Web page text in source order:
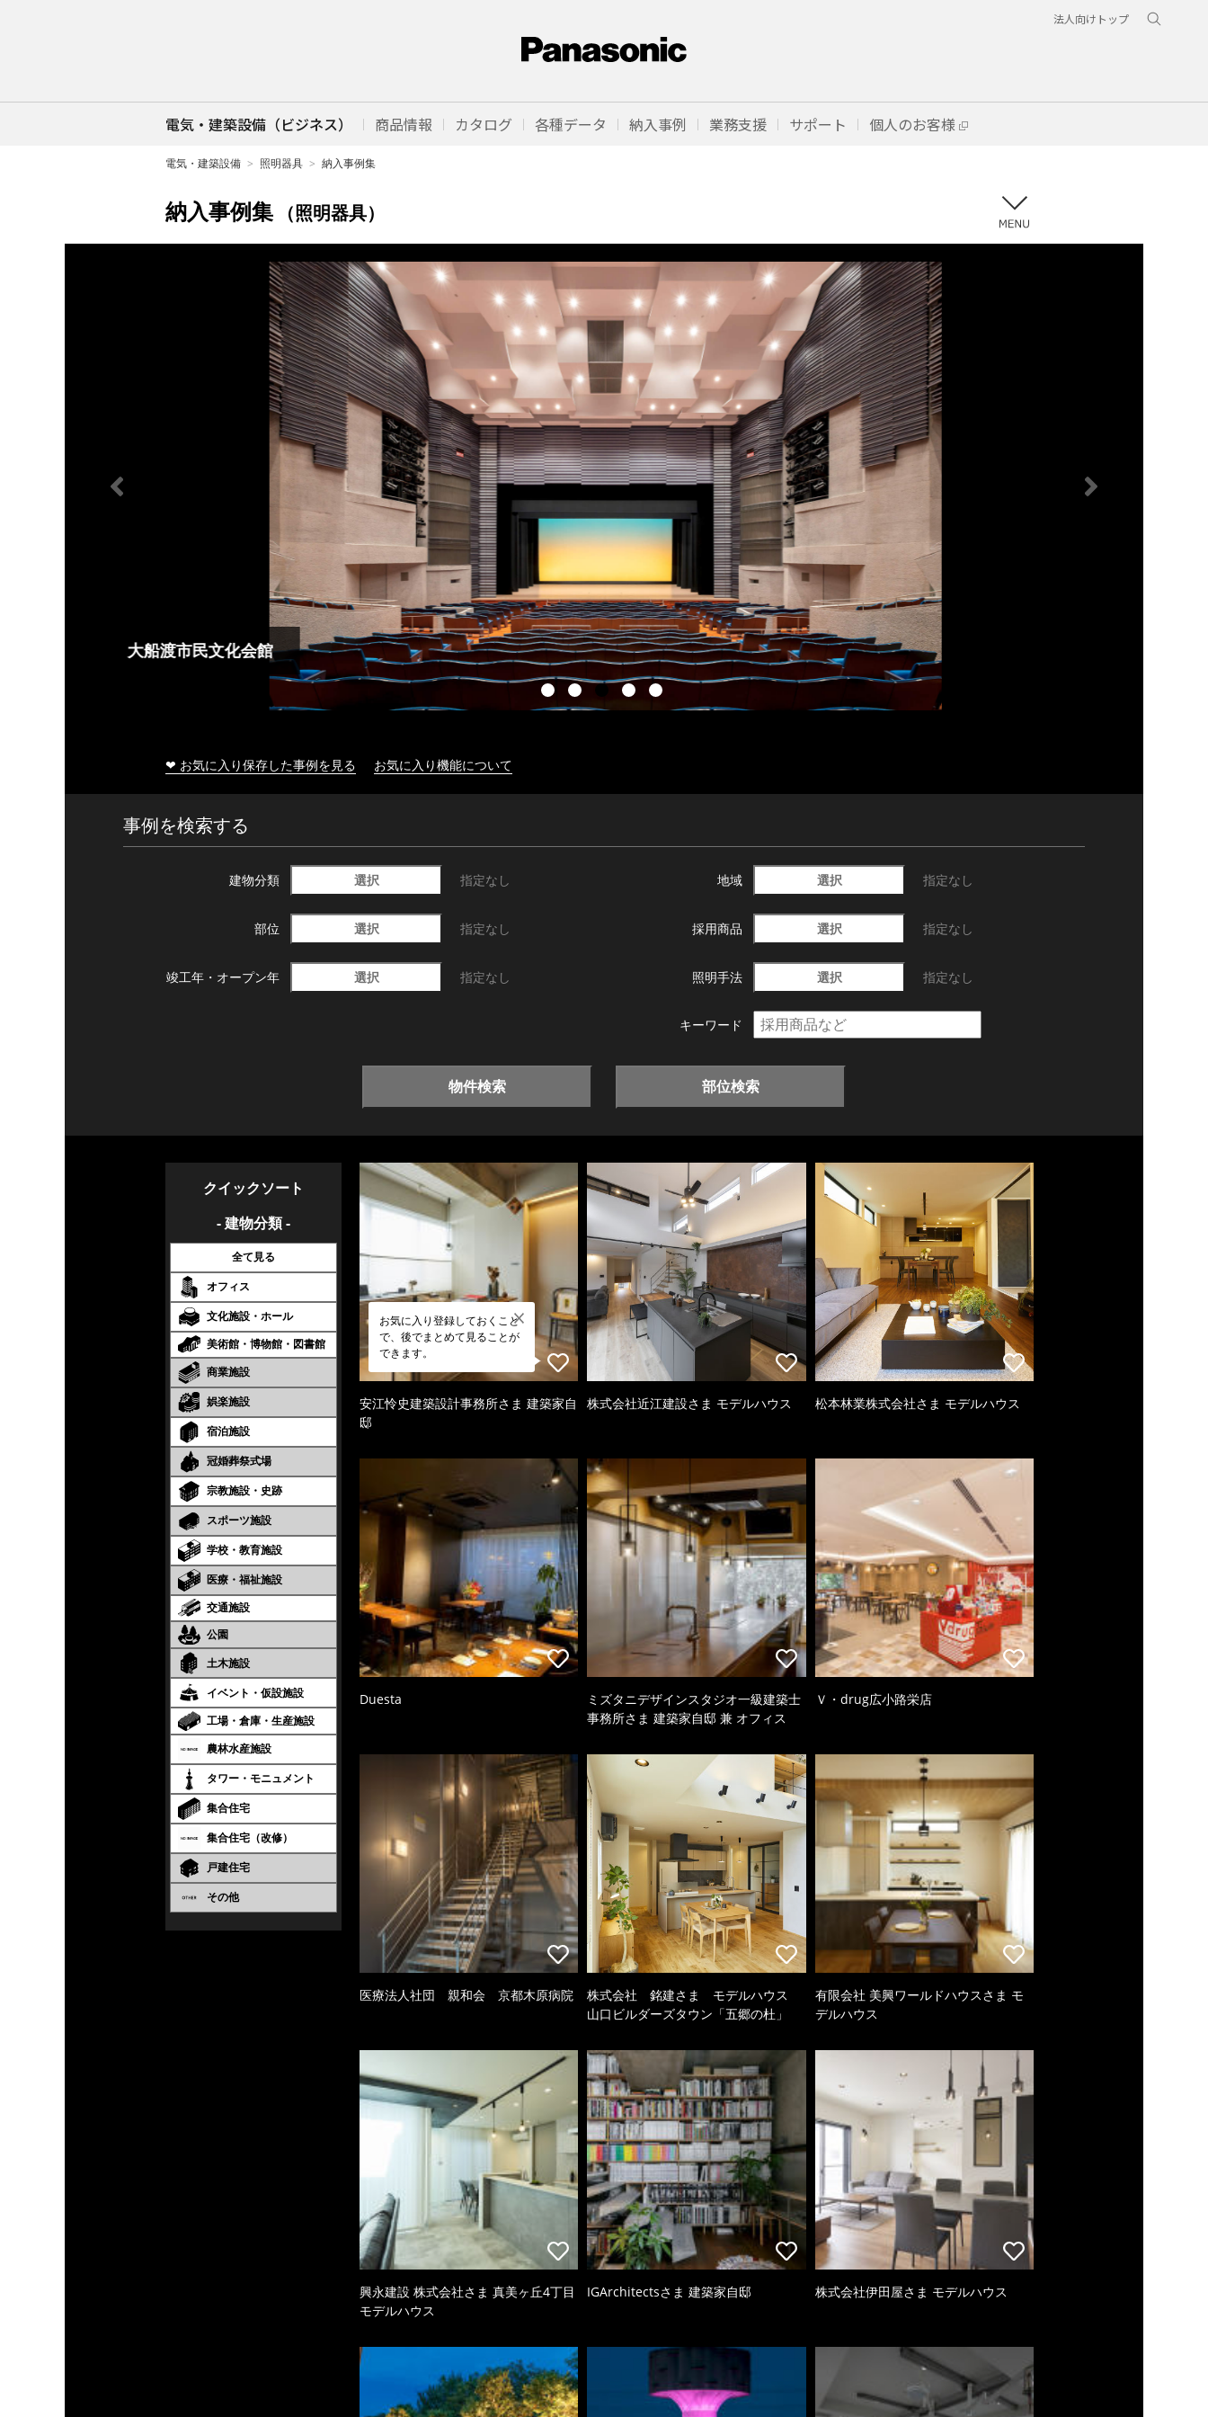
法人向けトップ
電気・建築設備（ビジネス） 商品情報 カタログ 各種データ 納入事例 業務支援 サポート 個人のお客様
電気・建築設備 照明器具 納入事例集
納入事例集 （照明器具）
大船渡市民文化会館
❤ お気に入り保存した事例を見る お気に入り機能について
事例を検索する
建物分類 選択 指定なし 地域 選択 指定なし
部位 選択 指定なし 採用商品 選択 指定なし
竣工年・ オープン年 選択 指定なし 照明手法 選択 指定なし
キーワード
物件検索 部位検索
クイックソート
- 建物分類 -
全て見る
オフィス
文化施設・ホール
美術館・博物館・図書館
商業施設
娯楽施設
宿泊施設
冠婚葬祭式場
宗教施設・史跡
スポーツ施設
学校・教育施設
医療・福祉施設
交通施設
公園
土木施設
イベント・仮設施設
工場・倉庫・生産施設
農林水産施設
タワー・モニュメント
集合住宅
集合住宅（改修）
戸建住宅
その他
お気に入り登録しておくこと
で、後でまとめて見ることが
できます。
安江怜史建築設計事務所さま 建築家自
邸
株式会社近江建設さま モデルハウス 松本林業株式会社さま モデルハウス
Duesta
ミズタニデザインスタジオ一級建築士
事務所さま 建築家自邸 兼 オフィス
Ｖ・drug広小路栄店
医療法人社団 親和会 京都木原病院
株式会社 銘建さま モデルハウス
山口ビルダーズタウン「五郷の杜」
有限会社 美興ワールドハウスさま モ
デルハウス
興永建設 株式会社さま 真美ヶ丘4丁目
モデルハウス
IGArchitectsさま 建築家自邸 株式会社伊田屋さま モデルハウス